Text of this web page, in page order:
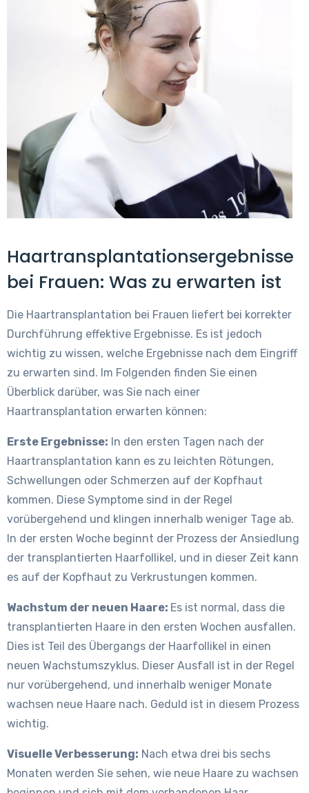
Haartransplantationsergebnisse
bei Frauen: Was zu erwarten ist
Die Haartransplantation bei Frauen liefert bei korrekter
Durchführung effektive Ergebnisse. Es ist jedoch
wichtig zu wissen, welche Ergebnisse nach dem Eingriff
zu erwarten sind. Im Folgenden finden Sie einen
Überblick darüber, was Sie nach einer
Haartransplantation erwarten können:
Erste Ergebnisse: In den ersten Tagen nach der
Haartransplantation kann es zu leichten Rötungen,
Schwellungen oder Schmerzen auf der Kopfhaut
kommen. Diese Symptome sind in der Regel
vorübergehend und klingen innerhalb weniger Tage ab.
In der ersten Woche beginnt der Prozess der Ansiedlung
der transplantierten Haarfollikel, und in dieser Zeit kann
es auf der Kopfhaut zu Verkrustungen kommen.
Wachstum der neuen Haare: Es ist normal, dass die
transplantierten Haare in den ersten Wochen ausfallen.
Dies ist Teil des Übergangs der Haarfollikel in einen
neuen Wachstumszyklus. Dieser Ausfall ist in der Regel
nur vorübergehend, und innerhalb weniger Monate
wachsen neue Haare nach. Geduld ist in diesem Prozess
wichtig.
Visuelle Verbesserung: Nach etwa drei bis sechs
Monaten werden Sie sehen, wie neue Haare zu wachsen